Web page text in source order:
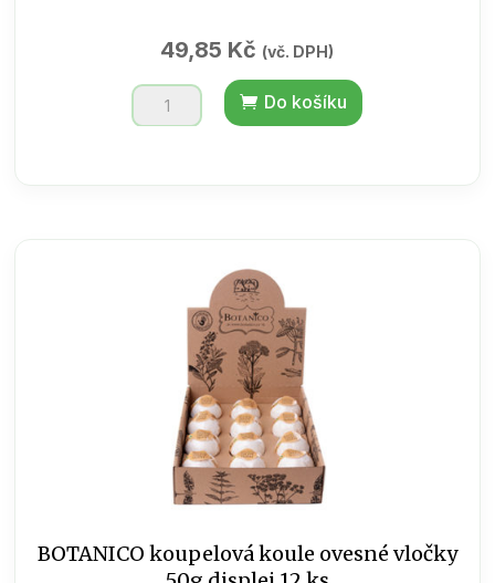
49,85 Kč (vč. DPH)
BOTANICO
/
Do košíku
BOTANICO koupelová koule ovesné vločky